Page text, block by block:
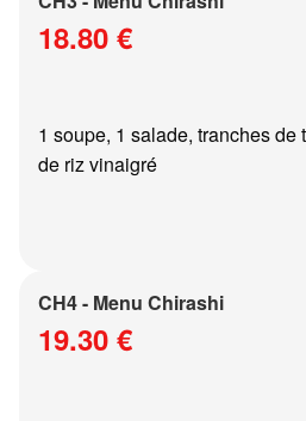
18.80 €
1 soupe, 1 salade, tranches de
de riz vinaigré
CH4 - Menu Chirashi
19.30 €